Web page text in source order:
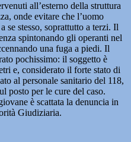
all’esterno della struttura
onde evitare che l’uomo
se stesso, soprattutto a terzi. Il
spintonando gli operanti nel
una fuga a piedi. Il
pochissimo: il soggetto è
e, considerato il forte stato di
al personale sanitario del 118,
posto per le cure del caso.
è scattata la denuncia in
Giudiziaria.